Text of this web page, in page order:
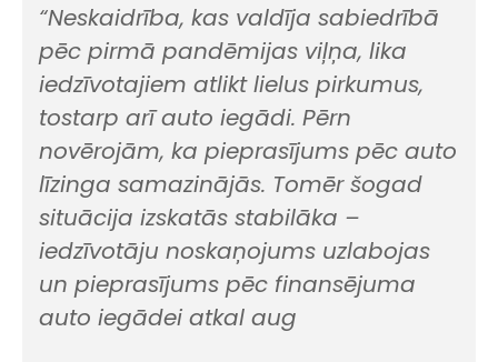
“Neskaidrība, kas valdīja sabiedrībā
pēc pirmā pandēmijas viļņa, lika
iedzīvotajiem atlikt lielus pirkumus,
tostarp arī auto iegādi. Pērn
novērojām, ka pieprasījums pēc auto
līzinga samazinājās. Tomēr šogad
situācija izskatās stabilāka –
iedzīvotāju noskaņojums uzlabojas
un pieprasījums pēc finansējuma
auto iegādei atkal aug